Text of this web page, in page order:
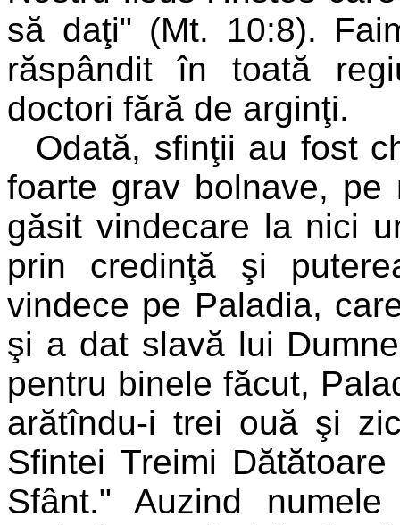
să daţi" (Mt. 10:8).
răspândit în toată
doctori fără de arginţi.
Odată, sfinţii au fost
foarte grav bolnave,
găsit vindecare la nici
prin credinţă şi
vindece pe Paladia,
şi a dat slavă lui
pentru binele făcut,
arătîndu-i trei ouă şi
Sfintei Treimi
Sfânt." Auzind